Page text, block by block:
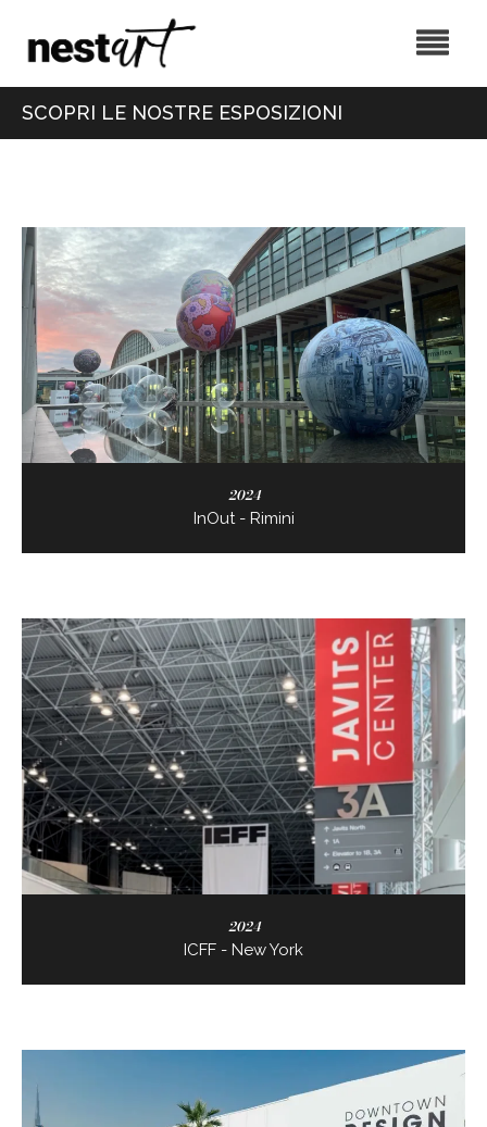
SCOPRI LE NOSTRE ESPOSIZIONI
2024
InOut - Rimini
2024
ICFF - New York